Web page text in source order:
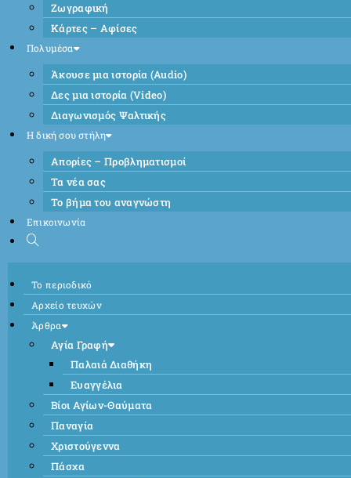
Ζωγραφική
Κάρτες – Αφίσες
Πολυμέσα
Άκουσε μια ιστορία (Audio)
Δες μια ιστορία (Video)
Διαγωνισμός Ψαλτικής
Η δική σου στήλη
Απορίες – Προβληματισμοί
Τα νέα σας
Το βήμα του αναγνώστη
Επικοινωνία
Το περιοδικό
Αρχείο τευχών
Άρθρα
Αγία Γραφή
Παλαιά Διαθήκη
Ευαγγέλια
Βίοι Αγίων-Θαύματα
Παναγία
Χριστούγεννα
Πάσχα